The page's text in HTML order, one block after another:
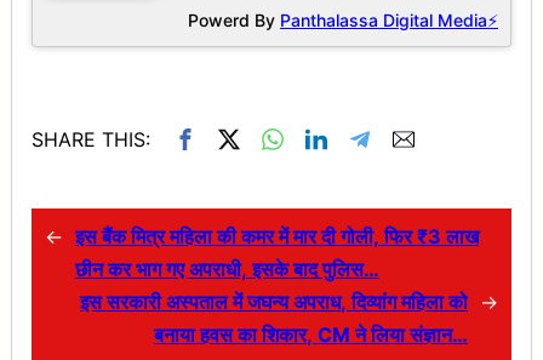
Powerd By Panthalassa Digital Media⚡
SHARE THIS:
← इस बैंक मित्र महिला की कमर में मार दी गोली, फिर ₹3 लाख
छीन कर भाग गए अपराधी, इसके बाद पुलिस…
इस सरकारी अस्पताल में जघन्य अपराध, दिव्यांग महिला को
बनाया हवस का शिकार, CM ने लिया संज्ञान…
→